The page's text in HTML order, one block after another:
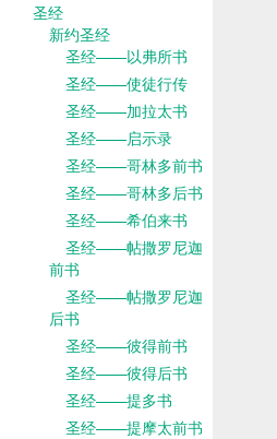
圣经
新约圣经
圣经——以弗所书
圣经——使徒行传
圣经——加拉太书
圣经——启示录
圣经——哥林多前书
圣经——哥林多后书
圣经——希伯来书
圣经——帖撒罗尼迦
前书
圣经——帖撒罗尼迦
后书
圣经——彼得前书
圣经——彼得后书
圣经——提多书
圣经——提摩太前书